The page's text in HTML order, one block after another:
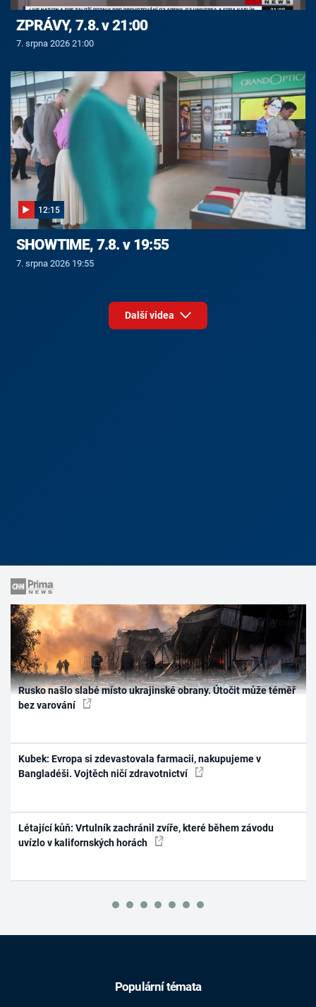
ZPRÁVY, 7.8. v 21:00
7. srpna 2026 21:00
12:15
SHOWTIME, 7.8. v 19:55
7. srpna 2026 19:55
Další videa
Rusko našlo slabé místo ukrajinské obrany. Útočit může téměř
bez varování
Kubek: Evropa si zdevastovala farmacii, nakupujeme v
Bangladéši. Vojtěch ničí zdravotnictví
Létající kůň: Vrtulník zachránil zvíře, které během závodu
uvízlo v kalifornských horách
Populární témata